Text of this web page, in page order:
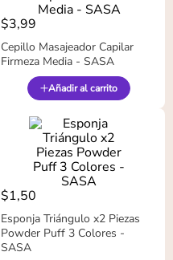
$3,99
Cepillo Masajeador Capilar
Firmeza Media - SASA
Añadir al carrito
$1,50
Esponja Triángulo x2 Piezas
Powder Puff 3 Colores -
SASA